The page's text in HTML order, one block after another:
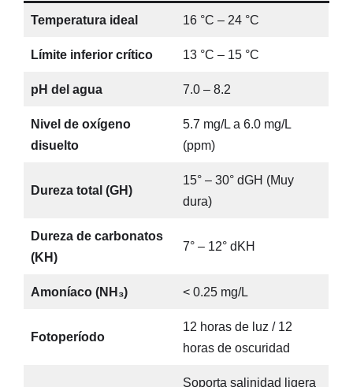
Temperatura ideal 16 °C – 24 °C
Límite inferior crítico 13 °C – 15 °C
pH del agua 7.0 – 8.2
Nivel de oxígeno
disuelto
5.7 mg/L a 6.0 mg/L
(ppm)
Dureza total (GH)
15° – 30° dGH (Muy
dura)
Dureza de carbonatos
(KH)
7° – 12° dKH
Amoníaco (NH₃) < 0.25 mg/L
Fotoperíodo
12 horas de luz / 12
horas de oscuridad
Soporta salinidad ligera